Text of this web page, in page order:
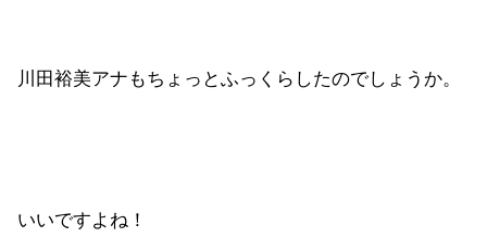
川田裕美アナもちょっとふっくらしたのでしょうか。
いいですよね！